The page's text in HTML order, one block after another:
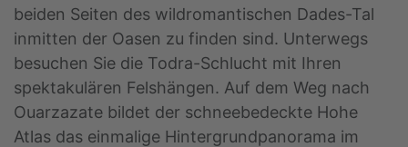
beiden Seiten des wildromantischen Dades-Tal
inmitten der Oasen zu finden sind. Unterwegs
besuchen Sie die Todra-Schlucht mit Ihren
spektakulären Felshängen. Auf dem Weg nach
Ouarzazate bildet der schneebedeckte Hohe
Atlas das einmalige Hintergrundpanorama im